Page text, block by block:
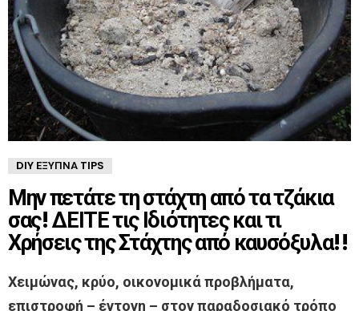
DIY ΈΞΥΠΝΑ TIPS
Μην πετάτε τη στάχτη από τα τζάκια
σας! ΔΕΙΤΕ τις Ιδιότητες και τι
Χρήσεις της Στάχτης από καυσόξυλα!!
Χειμώνας, κρύο, οικονομικά προβλήματα,
επιστροφή – έντονη – στον παραδοσιακό τρόπο